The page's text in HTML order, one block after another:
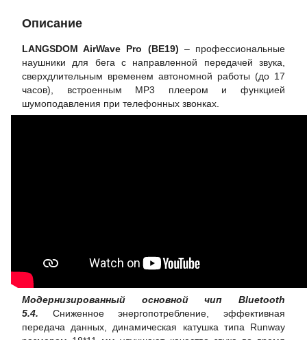
Описание
LANGSDOM AirWave Pro (BE19) – профессиональные
наушники для бега с направленной передачей звука,
сверхдлительным временем автономной работы (до 17
часов), встроенным MP3 плеером и функцией
шумоподавления при телефонных звонках.
Модернизированный основной чип Bluetooth
5.4. Сниженное энергопотребление, эффективная
передача данных, динамическая катушка типа Runway